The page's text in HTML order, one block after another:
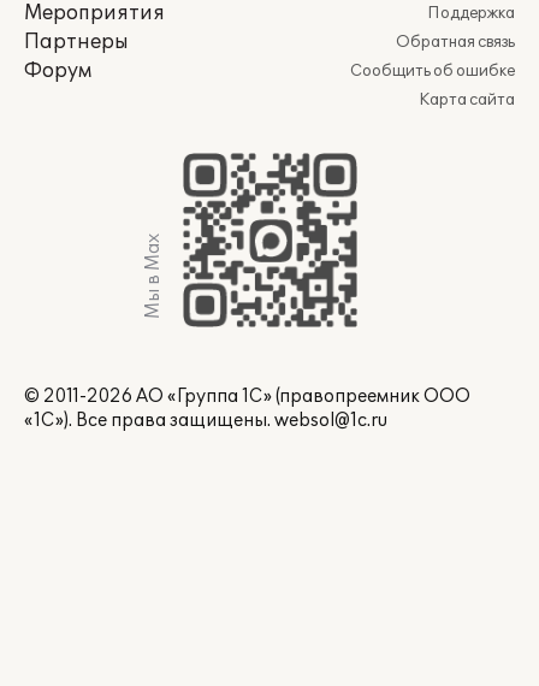
Мероприятия
Партнеры
Форум
Поддержка
Обратная связь
Сообщить об ошибке
Карта сайта
Мы в Max
© 2011-2026 АО «Группа 1С» (правопреемник ООО
«1С»). Все права защищены. websol@1c.ru